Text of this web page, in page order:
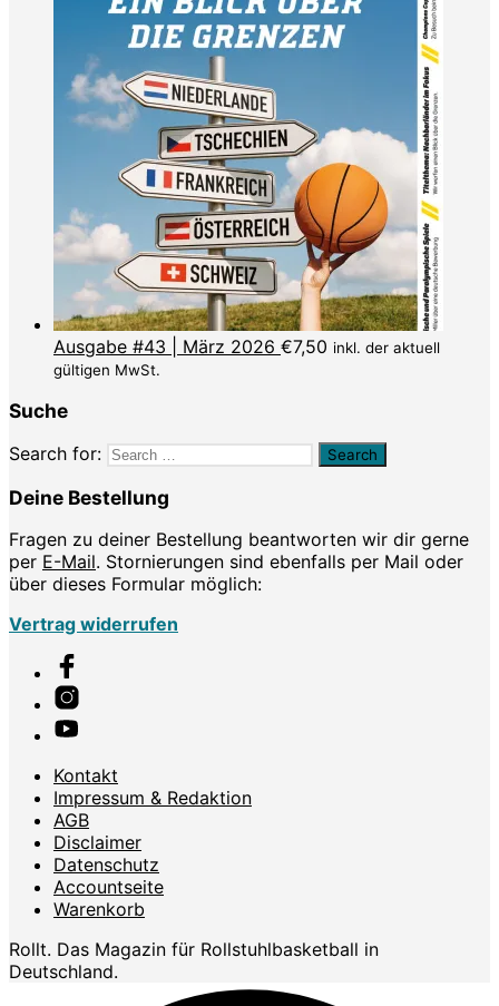
Ausgabe #43 | März 2026 €7,50 inkl. der aktuell
gültigen MwSt.
Suche
Search for:
Deine Bestellung
Fragen zu deiner Bestellung beantworten wir dir gerne
per E-Mail. Stornierungen sind ebenfalls per Mail oder
über dieses Formular möglich:
Vertrag widerrufen
Kontakt
Impressum & Redaktion
AGB
Disclaimer
Datenschutz
Accountseite
Warenkorb
Rollt. Das Magazin für Rollstuhlbasketball in
Deutschland.